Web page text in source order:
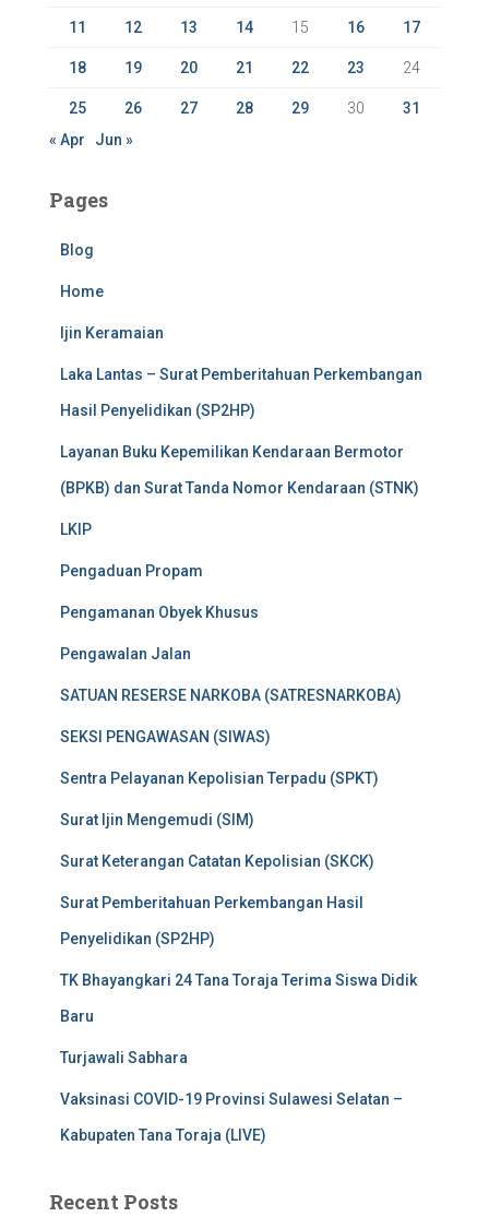
11 12 13 14 15 16 17
18 19 20 21 22 23 24
25 26 27 28 29 30
31
« Apr
Jun »
Pages
Blog
Home
Ijin Keramaian
Laka Lantas – Surat Pemberitahuan Perkembangan
Hasil Penyelidikan (SP2HP)
Layanan Buku Kepemilikan Kendaraan Bermotor
(BPKB) dan Surat Tanda Nomor Kendaraan (STNK)
LKIP
Pengaduan Propam
Pengamanan Obyek Khusus
Pengawalan Jalan
SATUAN RESERSE NARKOBA (SATRESNARKOBA)
SEKSI PENGAWASAN (SIWAS)
Sentra Pelayanan Kepolisian Terpadu (SPKT)
Surat Ijin Mengemudi (SIM)
Surat Keterangan Catatan Kepolisian (SKCK)
Surat Pemberitahuan Perkembangan Hasil
Penyelidikan (SP2HP)
TK Bhayangkari 24 Tana Toraja Terima Siswa Didik
Baru
Turjawali Sabhara
Vaksinasi COVID-19 Provinsi Sulawesi Selatan –
Kabupaten Tana Toraja (LIVE)
Recent Posts